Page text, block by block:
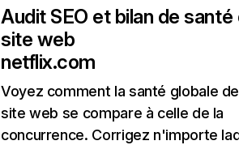
Audit SEO et bilan de santé
site web
netflix.com
Voyez comment la santé globale
site web se compare à celle de la
concurrence. Corrigez n'importe